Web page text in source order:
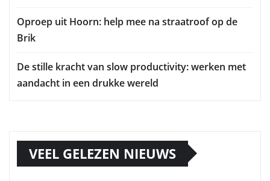
Oproep uit Hoorn: help mee na straatroof op de
Brik
De stille kracht van slow productivity: werken met
aandacht in een drukke wereld
VEEL GELEZEN NIEUWS